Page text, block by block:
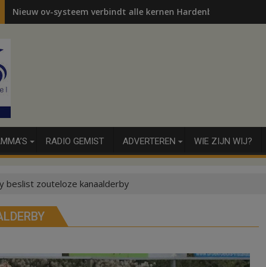
Nieuw ov-systeem verbindt alle kernen Hardenberg
RADIO GEMIST ADVERTEREN WIE ZIJN WIJ?
beslist zouteloze kanaalderby